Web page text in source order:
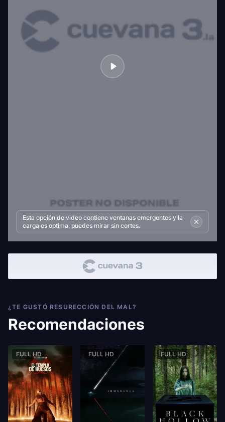
Esta opción de video contiene ventanas emergentes y la
carga es optima, puedes mirar sin cortes.
¿TE GUSTÓ RESURECCIÓN DEL MAL?
Recomendaciones
FULL HD FULL HD FULL HD